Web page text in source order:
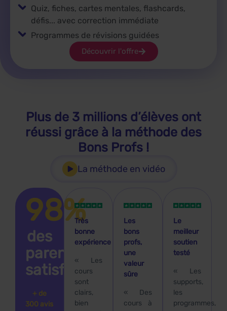
Quiz, fiches, cartes mentales, flashcards,
défis... avec correction immédiate
Programmes de révisions guidées
Découvrir l'offre
Plus de 3 millions d’élèves ont
réussi grâce à la méthode des
Bons Profs !
La méthode en vidéo
98%
des
parents
satisfaits
+ de
300 avis
Très
bonne
expérience
« Les
cours
sont
clairs,
bien
Les
bons
profs,
une
valeur
sûre
« Des
cours à
Le
meilleur
soutien
testé
« Les
supports,
les
programmes,